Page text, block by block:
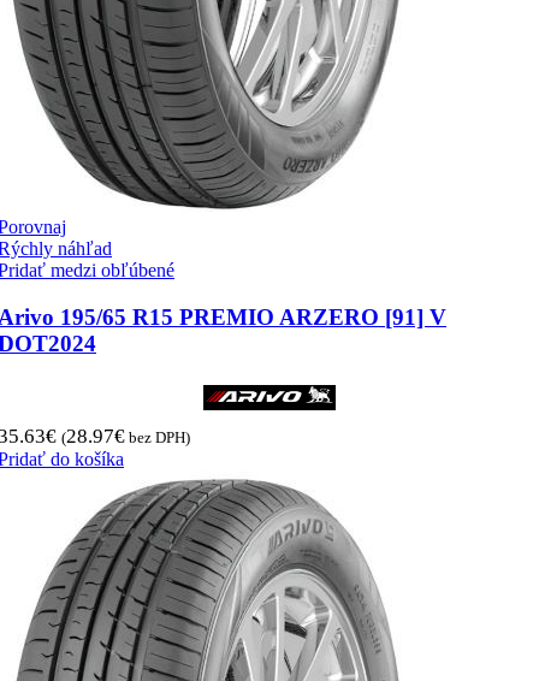
náhľad
medzi obľúbené
195/65 R15 PREMIO ARZERO [91] V
€ (28.97€ bez DPH)
do košíka